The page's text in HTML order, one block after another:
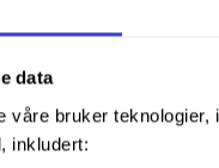
data
våre bruker
inkludert: